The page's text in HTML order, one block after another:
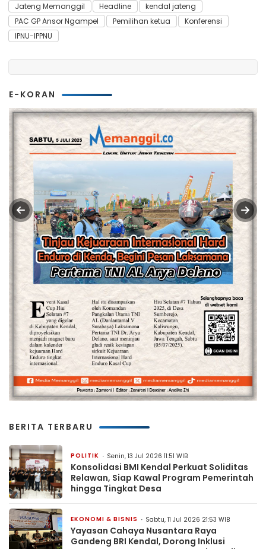
Jateng Memanggil Headline
kendal jateng
PAC GP Ansor Ngampel
Pemilihan ketua
Konferensi
IPNU-IPPNU
E-KORAN
BERITA TERBARU
POLITIK Senin, 13 Jul 2026 11:51 WIB
Konsolidasi BMI Kendal Perkuat Soliditas
Relawan, Siap Kawal Program Pemerintah
hingga Tingkat Desa
EKONOMI & BISNIS Sabtu, 11 Jul 2026 21:53 WIB
Yayasan Cahaya Nusantara Raya
Gandeng BRI Kendal, Dorong Inklusi